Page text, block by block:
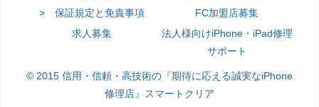
> 保証規定と免責事項
FC加盟店募集
求人募集
法人様向けiPhone・iPad修理
サポート
© 2015 信用・信頼・高技術の『期待に応える誠実なiPhone
修理店』スマートクリア